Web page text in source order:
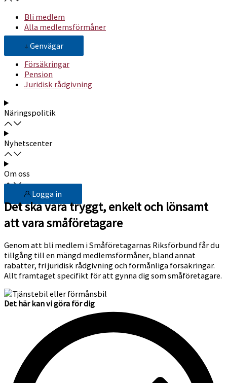
Bli medlem
Alla medlemsförmåner
Genvägar
Försäkringar
Pension
Juridisk rådgivning
Näringspolitik
Nyhetscenter
Om oss
Logga in
Det ska vara tryggt, enkelt och lönsamt
att vara småföretagare
Genom att bli medlem i Småföretagarnas Riksförbund får du
tillgång till en mängd medlemsförmåner, bland annat
rabatter, fri juridisk rådgivning och förmånliga försäkringar.
Allt framtaget specifikt för att gynna dig som småföretagare.
Det här kan vi göra för dig